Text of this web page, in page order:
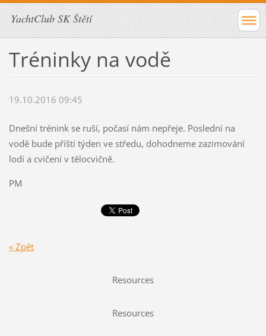
YachtClub SK Štětí
Tréninky na vodě
19.10.2016 09:45
Dnešní trénink se ruší, počasí nám nepřeje. Poslední na
vodě bude příští týden ve středu, dohodneme zazimování
lodí a cvičení v tělocvičně.
PM
« Zpět
Resources
Resources